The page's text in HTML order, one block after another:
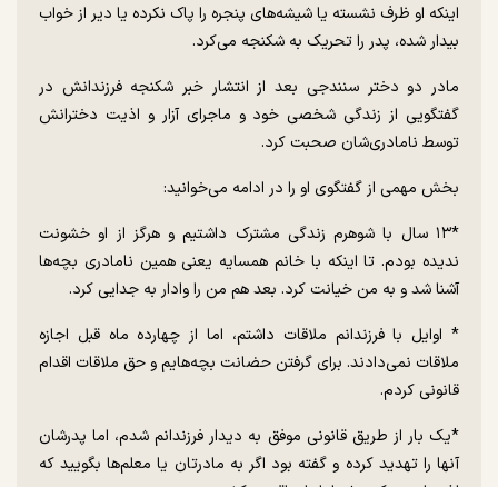
اینکه او ظرف نشسته یا شیشه‌های پنجره را پاک نکرده یا دیر از خواب
بیدار شده، پدر را تحریک به شکنجه می‌کرد.
مادر دو دختر سنندجی بعد از انتشار خبر شکنجه فرزندانش در
گفتگویی از زندگی شخصی خود و ماجرای آزار و اذیت دخترانش
توسط نامادری‌شان صحبت کرد.
بخش مهمی از گفتگوی او را در ادامه می‌خوانید:
*۱۳ سال با شوهرم زندگی مشترک داشتیم و هرگز از او خشونت
ندیده بودم. تا اینکه با خانم همسایه یعنی همین نامادری بچه‌ها
آشنا شد و به من خیانت کرد. بعد هم من را وادار به جدایی کرد.
* اوایل با فرزندانم ملاقات داشتم، اما از چهارده ماه قبل اجازه
ملاقات نمی‌دادند. برای گرفتن حضانت بچه‌هایم و حق ملاقات اقدام
قانونی کردم.
*یک بار از طریق قانونی موفق به دیدار فرزندانم شدم، اما پدرشان
آنها را تهدید کرده و گفته بود اگر به مادرتان یا معلم‌ها بگویید که